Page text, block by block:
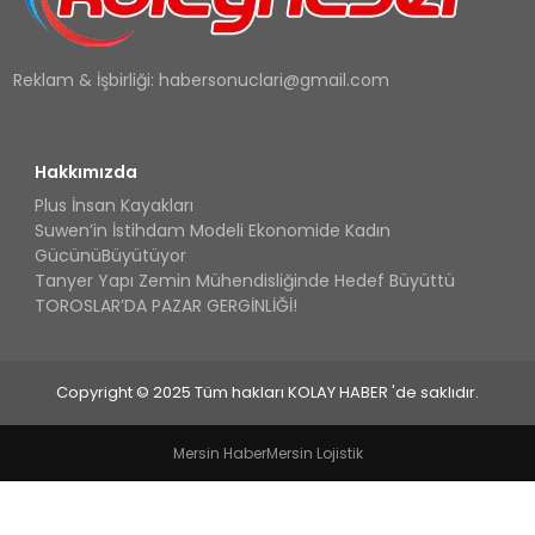
Reklam & İşbirliği: habersonuclari@gmail.com
Hakkımızda
Plus İnsan Kayakları
Suwen’in İstihdam Modeli Ekonomide Kadın
GücünüBüyütüyor
Tanyer Yapı Zemin Mühendisliğinde Hedef Büyüttü
TOROSLAR’DA PAZAR GERGİNLİĞİ!
Copyright © 2025 Tüm hakları KOLAY HABER 'de saklıdır.
Mersin HaberMersin Lojistik